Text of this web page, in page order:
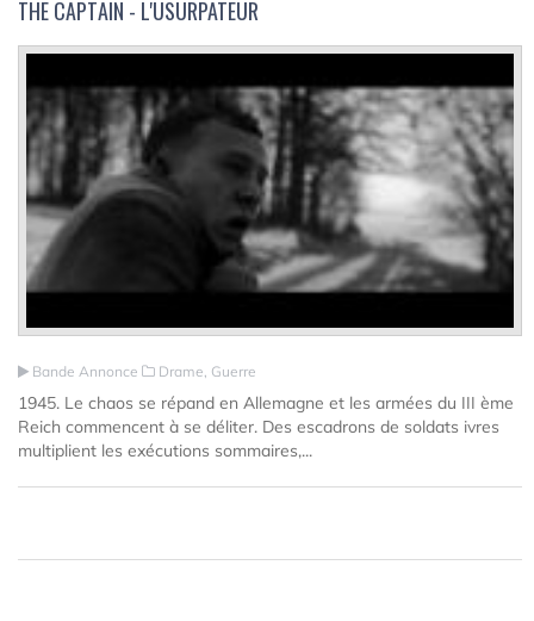
THE CAPTAIN - L'USURPATEUR
Bande Annonce Drame, Guerre
1945. Le chaos se répand en Allemagne et les armées du III ème
Reich commencent à se déliter. Des escadrons de soldats ivres
multiplient les exécutions sommaires,...